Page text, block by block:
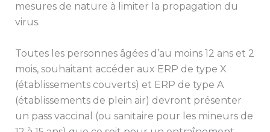
mesures de nature à limiter la propagation du
virus.
Toutes les personnes âgées d’au moins 12 ans et 2
mois, souhaitant accéder aux ERP de type X
(établissements couverts) et ERP de type A
(établissements de plein air) devront présenter
un pass vaccinal (ou sanitaire pour les mineurs de